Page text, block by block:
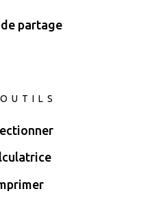
partage
vous